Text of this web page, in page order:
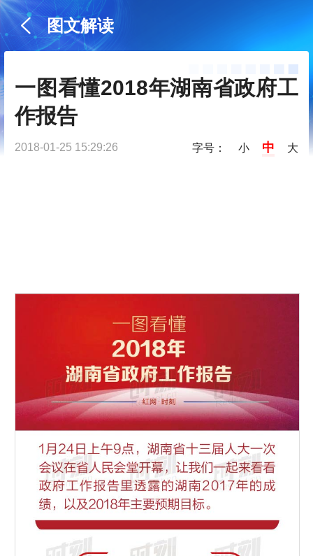
图文解读
一图看懂2018年湖南省政府工
作报告
2018-01-25 15:29:26 字号： 小 中 大